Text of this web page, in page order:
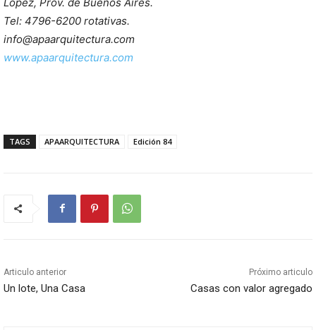
Tel: 4796-6200 rotativas.
info@apaarquitectura.com
www.apaarquitectura.com
TAGS APAARQUITECTURA Edición 84
Articulo anterior
Un lote, Una Casa
Próximo articulo
Casas con valor agregado